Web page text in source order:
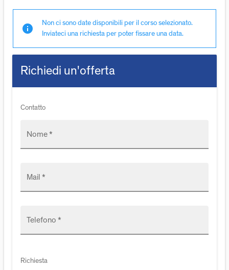
info
Non ci sono date disponibili per il corso selezionato.
Inviateci una richiesta per poter fissare una data.
Richiedi un'offerta
Contatto
Nome *
Mail *
Telefono *
Richiesta